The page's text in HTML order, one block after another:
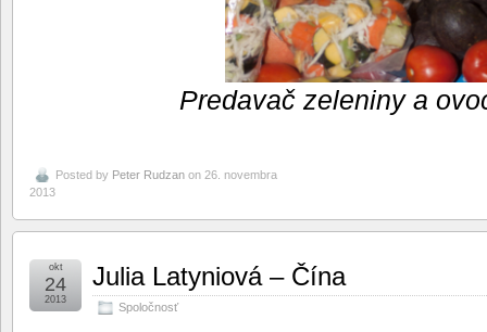
Predavač zeleniny a
Posted by Peter Rudzan on 26. novembra
2013
Julia Latyniová – Čína
Spoločnosť
okt
24
2013